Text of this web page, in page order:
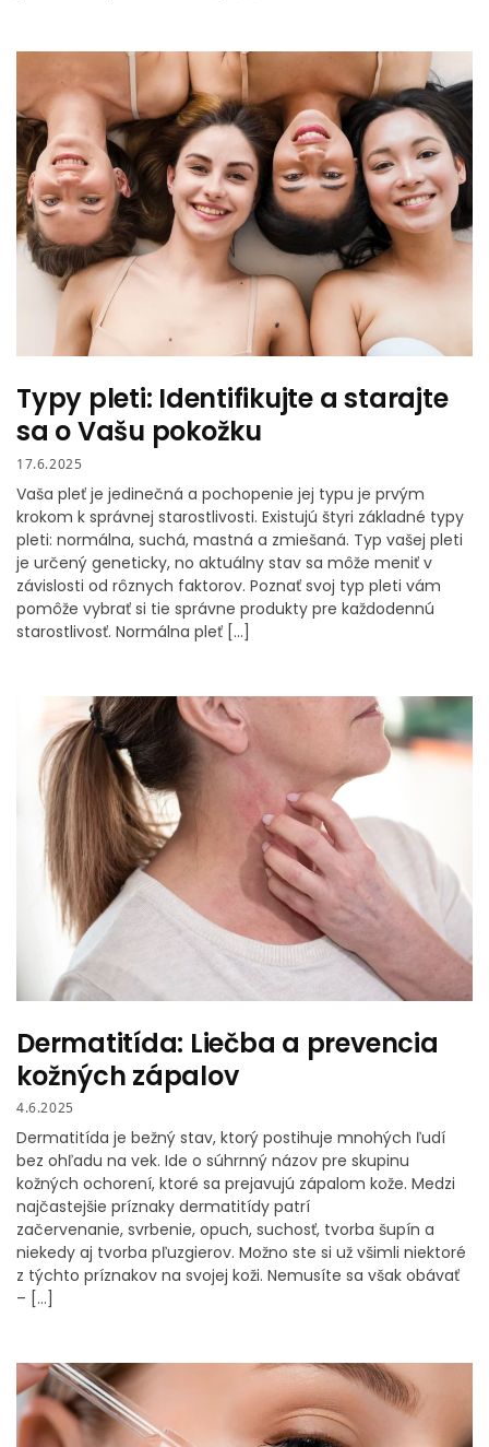
Typy pleti: Identifikujte a starajte
sa o Vašu pokožku
17.6.2025
Vaša pleť je jedinečná a pochopenie jej typu je prvým
krokom k správnej starostlivosti. Existujú štyri základné typy
pleti: normálna, suchá, mastná a zmiešaná. Typ vašej pleti
je určený geneticky, no aktuálny stav sa môže meniť v
závislosti od rôznych faktorov. Poznať svoj typ pleti vám
pomôže vybrať si tie správne produkty pre každodennú
starostlivosť. Normálna pleť […]
Dermatitída: Liečba a prevencia
kožných zápalov
4.6.2025
Dermatitída je bežný stav, ktorý postihuje mnohých ľudí
bez ohľadu na vek. Ide o súhrnný názov pre skupinu
kožných ochorení, ktoré sa prejavujú zápalom kože. Medzi
najčastejšie príznaky dermatitídy patrí
začervenanie, svrbenie, opuch, suchosť, tvorba šupín a
niekedy aj tvorba pľuzgierov. Možno ste si už všimli niektoré
z týchto príznakov na svojej koži. Nemusíte sa však obávať
– […]